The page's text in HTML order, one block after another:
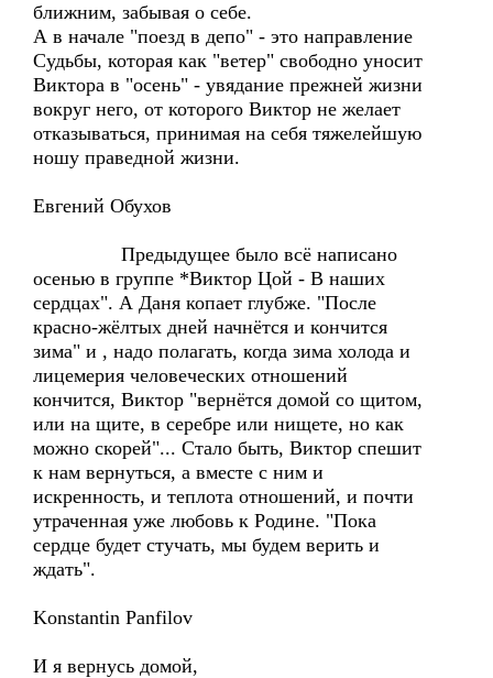
ближним, забывая о себе.
А в начале "поезд в депо" - это направление
Судьбы, которая как "ветер" свободно уносит
Виктора в "осень" - увядание прежней жизни
вокруг него, от которого Виктор не желает
отказываться, принимая на себя тяжелейшую
ношу праведной жизни.
Евгений Обухов
Предыдущее было всё написано
осенью в группе *Виктор Цой - В наших
сердцах". А Даня копает глубже. "После
красно-жёлтых дней начнётся и кончится
зима" и , надо полагать, когда зима холода и
лицемерия человеческих отношений
кончится, Виктор "вернётся домой со щитом,
или на щите, в серебре или нищете, но как
можно скорей"... Стало быть, Виктор спешит
к нам вернуться, а вместе с ним и
искренность, и теплота отношений, и почти
утраченная уже любовь к Родине. "Пока
сердце будет стучать, мы будем верить и
ждать".
Konstantin Panfilov
И я вернусь домой,